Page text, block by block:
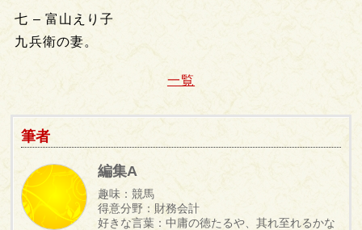
七 – 富山えり子
九兵衛の妻。
一覧
筆者
編集A
趣味：競馬
得意分野：財務会計
好きな言葉：中庸の徳たるや、其れ至れるかな